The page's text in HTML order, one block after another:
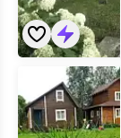
«Агроусадьба
Тайга»
база
отдыха
лучшие